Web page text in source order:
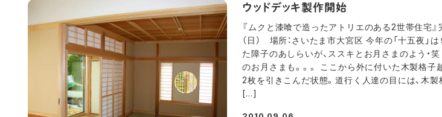
ウッドデッキ製作開始
『ムクと漆喰で造ったアトリエのある2世帯住宅』
（日） 場所：さいたま市大宮区 今年の「十五夜」
た障子のあしらいが、ススキとお月さまのよう・
のお月さまも。。。 ここから外に付いた木製格
2枚を引きこんだ状態。道行く人達の目には、木
[…]